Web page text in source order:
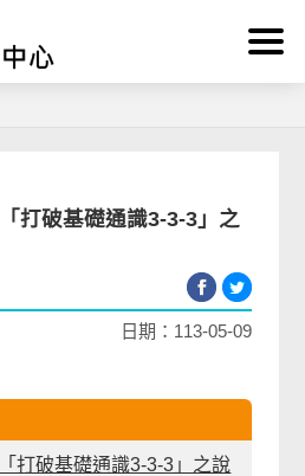
打破基礎通識3-3-3」之
日期：113-05-09
打破基礎通識3-3-3」之說